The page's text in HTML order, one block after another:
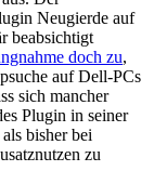
Neugierde auf
beabsichtigt
doch zu,
auf Dell-PCs
sich mancher
Plugin in seiner
bisher bei
zu